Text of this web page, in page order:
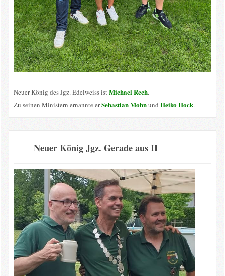
Neuer König des Jgz. Edelweiss istMichael Rech.
Zu seinen Ministern ernannte erSebastian Mohnund Heiko Hock.
Neuer König Jgz. Gerade aus II